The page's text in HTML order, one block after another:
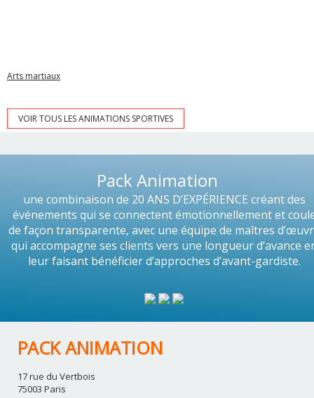
Arts martiaux
VOIR TOUS LES ANIMATIONS SPORTIVES
Pack Animation
une combinaison de 20 ANS D’EXPÉRIENCE créant des
événements qui se connectent émotionnellement et
de façon transparente, avec une équipe de maîtres
qui accompagne ses clients vers une longueur d’avance
leur faisant bénéficier d’approches d’avant-gardiste.
PACK ANIMATION
17 rue du Vertbois
75003 Paris